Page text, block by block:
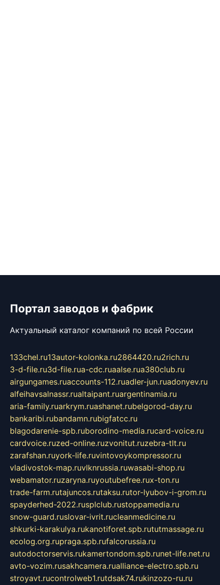
Портал заводов и фабрик
Актуальный каталог компаний по всей России
133chel.ru13autor-kolonka.ru2864420.ru2rich.ru
3-d-file.ru3d-file.rua-cdc.ruaalse.rua380club.ru
airgungames.ruaccounts-112.ruadler-jun.ruadonyev.ru
alfeihavsalnassr.rualtaipant.ruargentinamia.ru
aria-family.ruarkrym.ruashanet.rubelgorod-day.ru
bankaribi.rubandamn.rubigfatcc.ru
blagodarenie-spb.ruborodino-media.rucard-voice.ru
cardvoice.ruzed-online.ruzvonitut.ruzebra-tlt.ru
zarafshan.ruyork-life.ruvintovoykompressor.ru
vladivostok-map.ruvlknrussia.ruwasabi-shop.ru
webamator.ruzaryna.ruyoutubefree.rux-ton.ru
trade-farm.rutajuncos.rutaksu.rutor-lyubov-i-grom.ru
spayderhed-2022.rusplclub.rustoppamedia.ru
snow-guard.ruslovar-ivrit.rucleanmedicine.ru
shkurki-karakulya.rukanotiforet.spb.rututmassage.ru
ecolog.org.rupraga.spb.rufalcorussia.ru
autodoctorservis.rukamertondom.spb.runet-life.net.ru
avto-vozim.rusakhcamera.rualliance-electro.spb.ru
stroyavt.rucontrolweb1.rutdsak74.rukinzozo-ru.ru